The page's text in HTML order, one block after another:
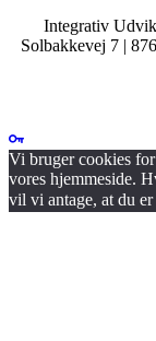
Integrativ
Solbakkevej 7 |
Vi bruger cookies
vores hjemmeside.
vil vi antage, at du